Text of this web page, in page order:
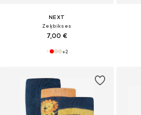
NEXT
Zeķbikses
7,00 €
+2